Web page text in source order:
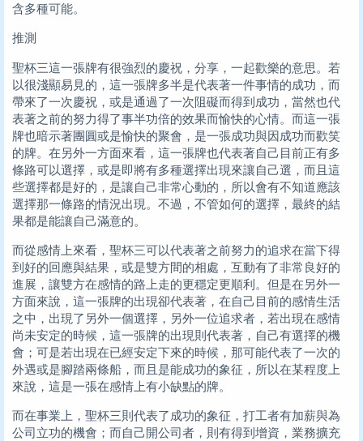
含多種可能。
推測
聖杯三這一張牌有很強烈的慶祝，分享，一起歡樂的意思。若
以很淺顯易見的，這一張牌多半是代表著一件事情的成功，而
帶來了一次慶祝，或是通過了一次阻礙而得到成功，當然也代
表著之前的努力得了事半功倍的效果而愉快的心情。而這一張
牌也暗示著團圓或是愉快的聚會，是一張成功與因成功而歡笑
的牌。在另外一方面來看，這一張牌也代表著自己目前正有多
條路可以選擇，或是即將有多種選擇出現來讓自己選，而且這
些選擇都是好的，是讓自己非常心動的，所以會有不知道應該
選擇那一條路的情況出現。不過，不管如何的選擇，最終的結
果都是能讓自己滿意的。
而從感情上來看，聖杯三可以代表著之前努力的追求在當下得
到好的回應與結果，或是雙方間的相處，互動有了非常良好的
進展，讓雙方在感情的路上走的更穩定更順利。但是在另外一
方面來說，這一張牌的出現卻代表著，在自己目前的感情生活
之中，出現了另外一個選擇，另外一位追求者，若出現在感情
尚未安定的時候，這一張牌的出現則代表著，自己有選擇的機
會；可是若出現在已經安定下來的時候，那可能代表了一次的
外遇或是腳踏兩條船，而且是能成功的象征，所以在某程度上
來說，這是一張在感情上有小缺點的牌。
而在事業上，聖杯三則代表了成功的象征，打工者有加薪與為
公司立功的機會；而自己開公司者，則有得到增資，業務擴充